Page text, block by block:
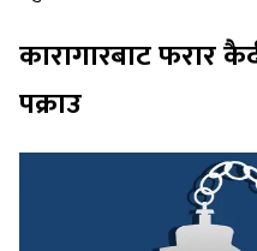
कारागारबाट फरार
पक्राउ